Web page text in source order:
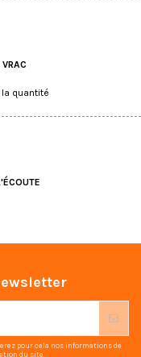
quantité
pour cela nos informations de
du site.